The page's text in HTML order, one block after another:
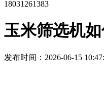
18031261383
玉米筛选机
发布时间：2026-06-15